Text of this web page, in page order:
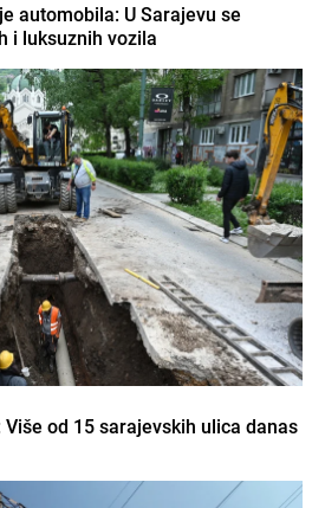
automobila: U Sarajevu se
i luksuznih vozila
od 15 sarajevskih ulica danas